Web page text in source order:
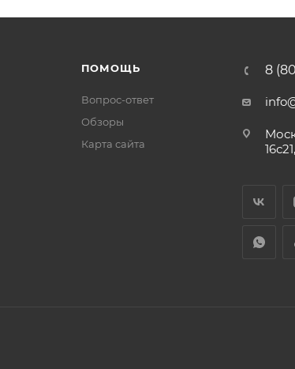
ПОМОЩЬ
Вопрос-ответ
Обзоры
Карта сайта
8
16с21,